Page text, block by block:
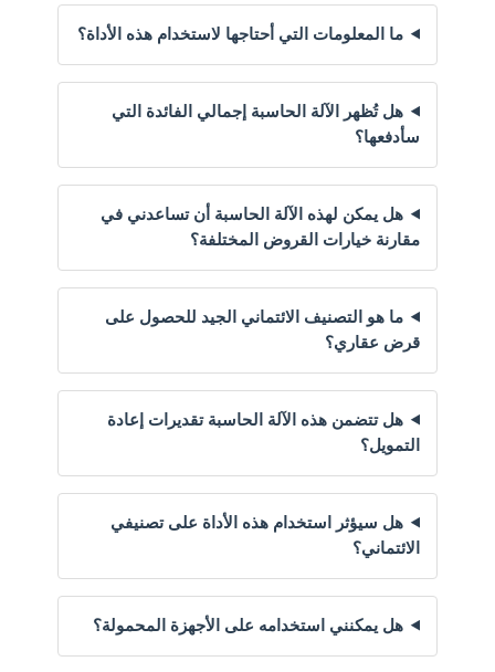
ما المعلومات التي أحتاجها لاستخدام هذه الأداة؟
هل تُظهر الآلة الحاسبة إجمالي الفائدة التي
سأدفعها؟
هل يمكن لهذه الآلة الحاسبة أن تساعدني في
مقارنة خيارات القروض المختلفة؟
ما هو التصنيف الائتماني الجيد للحصول على
قرض عقاري؟
هل تتضمن هذه الآلة الحاسبة تقديرات إعادة
التمويل؟
هل سيؤثر استخدام هذه الأداة على تصنيفي
الائتماني؟
هل يمكنني استخدامه على الأجهزة المحمولة؟